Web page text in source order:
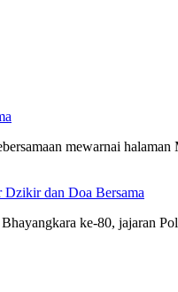
mewarnai
Dzikir dan Doa Bersama
ke-80, jajaran